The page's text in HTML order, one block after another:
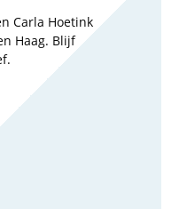
Carla Hoetink
Haag. Blijf